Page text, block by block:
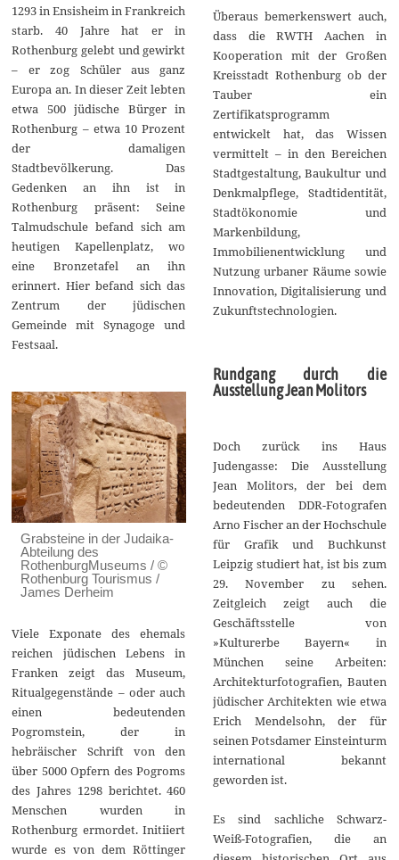
1293 in Ensisheim in Frankreich
starb. 40 Jahre hat er in
Rothenburg gelebt und gewirkt
– er zog Schüler aus ganz
Europa an. In dieser Zeit lebten
etwa 500 jüdische Bürger in
Rothenburg – etwa 10 Prozent
der damaligen
Stadtbevölkerung. Das
Gedenken an ihn ist in
Rothenburg präsent: Seine
Talmudschule befand sich am
heutigen Kapellenplatz, wo
eine Bronzetafel an ihn
erinnert. Hier befand sich das
Zentrum der jüdischen
Gemeinde mit Synagoge und
Festsaal.
Grabsteine in der Judaika-
Abteilung des
RothenburgMuseums / ©
Rothenburg Tourismus /
James Derheim
Viele Exponate des ehemals
reichen jüdischen Lebens in
Franken zeigt das Museum,
Ritualgegenstände – oder auch
einen bedeutenden
Pogromstein, der in
hebräischer Schrift von den
über 5000 Opfern des Pogroms
des Jahres 1298 berichtet. 460
Menschen wurden in
Rothenburg ermordet. Initiiert
wurde es von dem Röttinger
Überaus bemerkenswert auch,
dass die RWTH Aachen in
Kooperation mit der Großen
Kreisstadt Rothenburg ob der
Tauber ein
Zertifikatsprogramm
entwickelt hat, das Wissen
vermittelt – in den Bereichen
Stadtgestaltung, Baukultur und
Denkmalpflege, Stadtidentität,
Stadtökonomie und
Markenbildung,
Immobilienentwicklung und
Nutzung urbaner Räume sowie
Innovation, Digitalisierung und
Zukunftstechnologien.
Rundgang durch die
Ausstellung Jean Molitors
Doch zurück ins Haus
Judengasse: Die Ausstellung
Jean Molitors, der bei dem
bedeutenden DDR-Fotografen
Arno Fischer an der Hochschule
für Grafik und Buchkunst
Leipzig studiert hat, ist bis zum
29. November zu sehen.
Zeitgleich zeigt auch die
Geschäftsstelle von
»Kulturerbe Bayern« in
München seine Arbeiten:
Architekturfotografien, Bauten
jüdischer Architekten wie etwa
Erich Mendelsohn, der für
seinen Potsdamer Einsteinturm
international bekannt
geworden ist.
Es sind sachliche Schwarz-
Weiß-Fotografien, die an